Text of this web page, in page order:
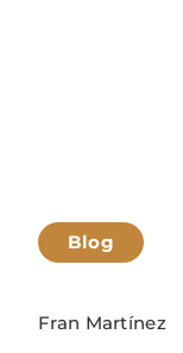
Blog
Fran Martínez